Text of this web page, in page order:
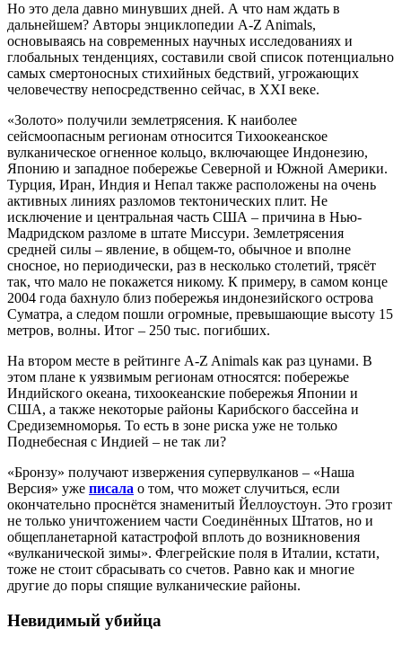
Но это дела давно минувших дней. А что нам ждать в
дальнейшем? Авторы энциклопедии A-Z Animals,
основываясь на современных научных исследованиях и
глобальных тенденциях, составили свой список потенциально
самых смертоносных стихийных бедствий, угрожающих
человечеству непосредственно сейчас, в XXI веке.
«Золото» получили землетрясения. К наиболее
сейсмоопасным регионам относится Тихоокеанское
вулканическое огненное кольцо, включающее Индонезию,
Японию и западное побережье Северной и Южной Америки.
Турция, Иран, Индия и Непал также расположены на очень
активных линиях разломов тектонических плит. Не
исключение и центральная часть США – причина в Нью-
Мадридском разломе в штате Миссури. Землетрясения
средней силы – явление, в общем-то, обычное и вполне
сносное, но периодически, раз в несколько столетий, трясёт
так, что мало не покажется никому. К примеру, в самом конце
2004 года бахнуло близ побережья индонезийского острова
Суматра, а следом пошли огромные, превышающие высоту 15
метров, волны. Итог – 250 тыс. погибших.
На втором месте в рейтинге A-Z Animals как раз цунами. В
этом плане к уязвимым регионам относятся: побережье
Индийского океана, тихо­океанские побережья Японии и
США, а также некоторые районы Карибского бассейна и
Средиземноморья. То есть в зоне риска уже не только
Поднебесная с Индией – не так ли?
«Бронзу» получают извержения супервулканов – «Наша
Версия» уже писала о том, что может случиться, если
окончательно проснётся знаменитый Йеллоустоун. Это грозит
не только уничтожением части Соединённых Штатов, но и
общепланетарной катастрофой вплоть до возникновения
«вулканической зимы». Флегрейские поля в Италии, кстати,
тоже не стоит сбрасывать со счетов. Равно как и многие
другие до поры спящие вулканические районы.
Невидимый убийца